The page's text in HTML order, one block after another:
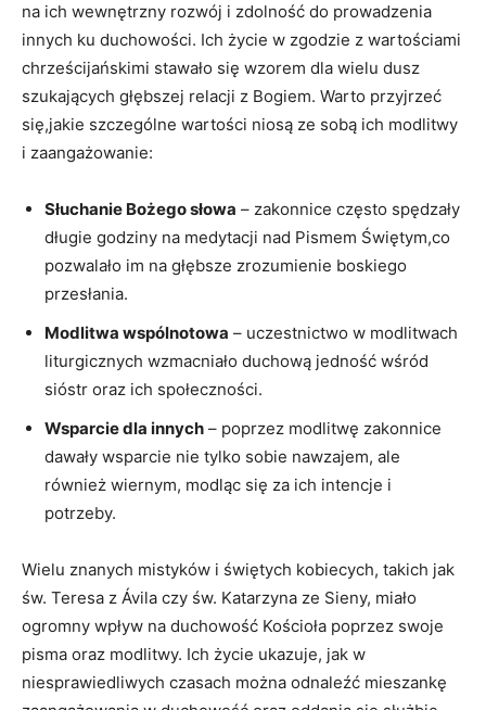
na ich⁢ wewnętrzny rozwój i zdolność do prowadzenia
innych ku duchowości. Ich⁢ życie w zgodzie ⁤z wartościami
chrześcijańskimi stawało się wzorem dla wielu dusz
szukających głębszej relacji‍ z Bogiem. Warto przyjrzeć
się,jakie szczególne wartości niosą ‍ze ​sobą ich modlitwy
i zaangażowanie:
Słuchanie Bożego‍ słowa – zakonnice często spędzały
długie godziny na medytacji nad ‌Pismem Świętym,co
pozwalało im na głębsze zrozumienie boskiego
przesłania.
Modlitwa wspólnotowa – uczestnictwo w modlitwach
liturgicznych wzmacniało duchową jedność ⁣wśród
sióstr oraz ich społeczności.
Wsparcie dla innych – poprzez modlitwę zakonnice
dawały wsparcie nie tylko sobie nawzajem, ale
również wiernym, modląc się za ​ich intencje i
potrzeby.
Wielu znanych mistyków i świętych kobiecych, takich jak
św.​ Teresa z Ávila ‍czy św. Katarzyna ze Sieny, miało‍
ogromny wpływ na ​duchowość Kościoła poprzez swoje
pisma oraz modlitwy. Ich życie ukazuje, jak w
niesprawiedliwych czasach można odnaleźć mieszankę